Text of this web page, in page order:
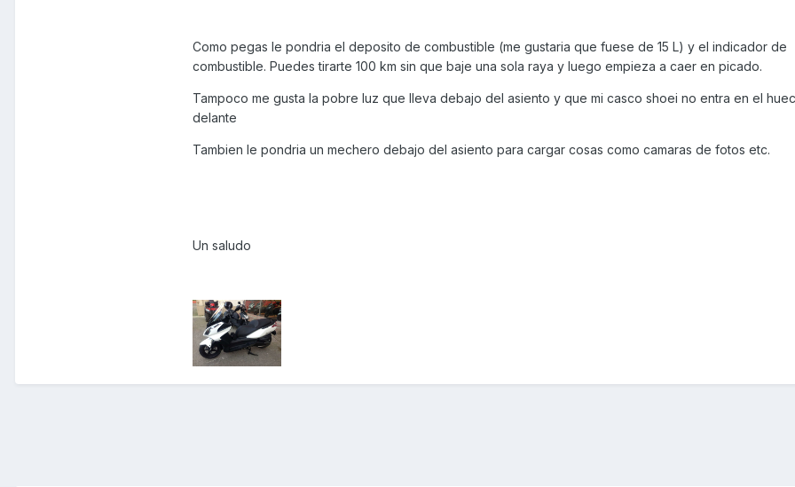
Como pegas le pondria el deposito de combustible (me gustaria que fuese de 15 L) y el indicador de
combustible. Puedes tirarte 100 km sin que baje una sola raya y luego empieza a caer en picado.
Tampoco me gusta la pobre luz que lleva debajo del asiento y que mi casco shoei no entra en el
delante
Tambien le pondria un mechero debajo del asiento para cargar cosas como camaras de fotos etc.
Un saludo